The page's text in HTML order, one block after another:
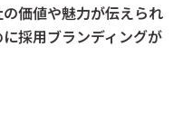
価値や魅力が伝えられ
採用ブランディングが